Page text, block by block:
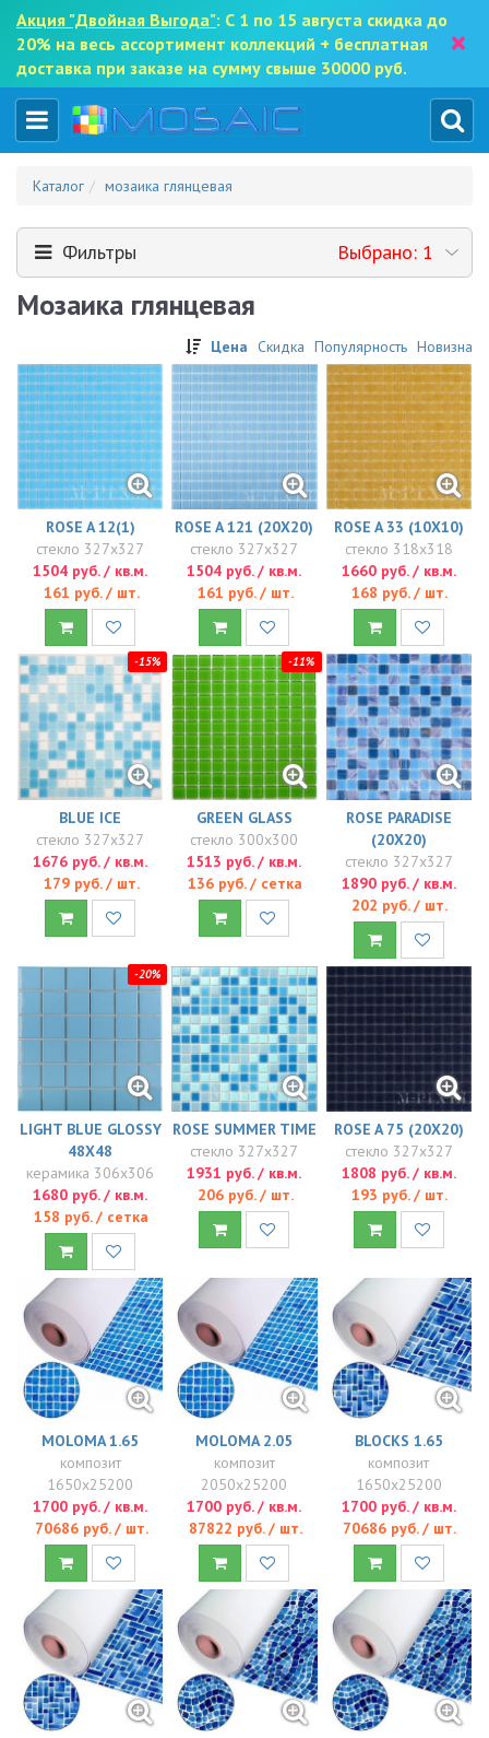
Акция "Двойная Выгода": С 1 по 15 августа скидка до
20% на весь ассортимент коллекций + бесплатная
доставка при заказе на сумму свыше 30000 руб.
×
Каталог мозаика глянцевая
Фильтры Выбрано: 1
Мозаика глянцевая
Цена Скидка Популярность Новизна
ROSE A 12(1)
стекло 327x327
1504 руб. / кв.м.
161 руб. / шт.
ROSE A 121 (20X20)
стекло 327x327
1504 руб. / кв.м.
161 руб. / шт.
ROSE A 33 (10X10)
стекло 318x318
1660 руб. / кв.м.
168 руб. / шт.
-15%
BLUE ICE
стекло 327x327
1676 руб. / кв.м.
179 руб. / шт.
-11%
GREEN GLASS
стекло 300x300
1513 руб. / кв.м.
136 руб. / сетка
ROSE PARADISE
(20X20)
стекло 327x327
1890 руб. / кв.м.
202 руб. / шт.
-20%
LIGHT BLUE GLOSSY
48Х48
керамика 306x306
1680 руб. / кв.м.
158 руб. / сетка
ROSE SUMMER TIME
стекло 327x327
1931 руб. / кв.м.
206 руб. / шт.
ROSE A 75 (20X20)
стекло 327x327
1808 руб. / кв.м.
193 руб. / шт.
MOLOMA 1.65
композит
1650x25200
1700 руб. / кв.м.
70686 руб. / шт.
MOLOMA 2.05
композит
2050x25200
1700 руб. / кв.м.
87822 руб. / шт.
BLOCKS 1.65
композит
1650x25200
1700 руб. / кв.м.
70686 руб. / шт.